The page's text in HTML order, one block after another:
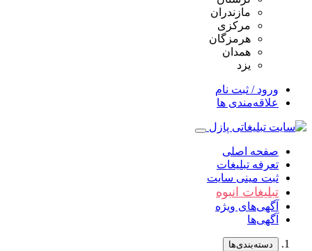
مازندران
مرکزی
هرمزگان
همدان
یزد
ورود / ثبت نام
علاقه‌مندی ها
صفحه اصلی
تعرفه تبلیغات
ثبت مینی سایت
تبلیغات انبوه
آگهی‌های ویژه
آگهی‌ها
دسته‌بندی‌ها